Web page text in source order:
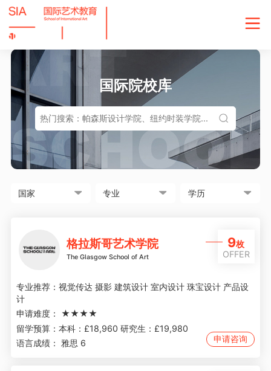
国际院校库
格拉斯哥艺术学院
The Glasgow School of Art
9枚
OFFER
专业推荐： 视觉传达 摄影 建筑设计 室内设计 珠宝设计 产品设
计
申请难度：
★★★★
留学预算： 本科：£18,960 研究生：£19,980
语言成绩：
雅思 6 申请咨询